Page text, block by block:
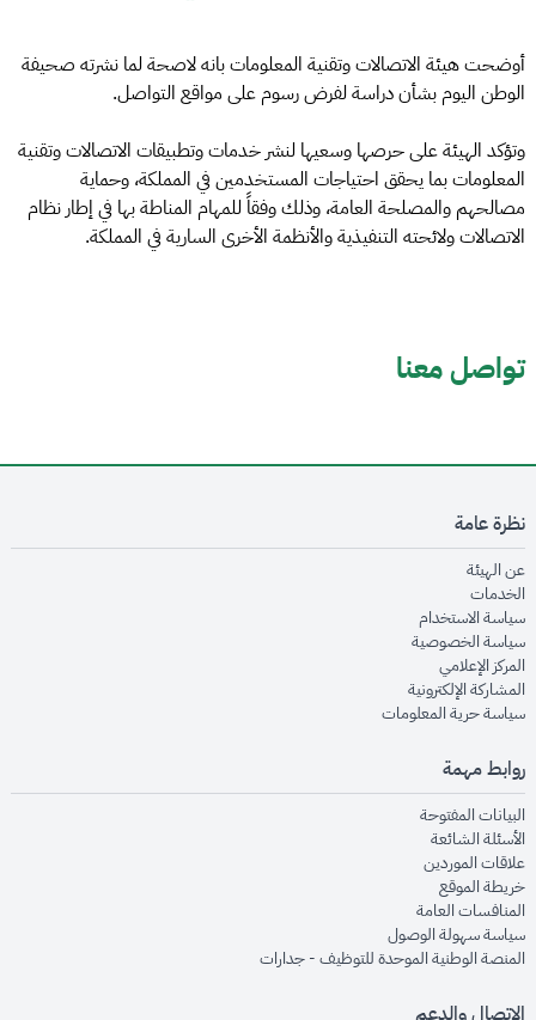
أوضحت هيئة الاتصالات وتقنية المعلومات بانه لاصحة لما نشرته صحيفة
الوطن اليوم بشأن دراسة لفرض رسوم على مواقع التواصل.
وتؤكد الهيئة على حرصها وسعيها لنشر خدمات وتطبيقات الاتصالات وتقنية
المعلومات بما يحقق احتياجات المستخدمين في المملكة، وحماية
مصالحهم والمصلحة العامة، وذلك وفقاً للمهام المناطة بها في إطار نظام
الاتصالات ولائحته التنفيذية والأنظمة الأخرى السارية في المملكة.
تواصل معنا
نظرة عامة
عن الهيئةopens in new window
الخدماتopens in new window
سياسة الاستخدام
سياسة الخصوصيةopens in new window
المركز الإعلاميopens in new window
المشاركة الإلكترونيةopens in new window
سياسة حرية المعلوماتopens in new window
روابط مهمة
البيانات المفتوحةopens in new window
الأسئلة الشائعةopens in new window
علاقات الموردينopens in new window
خريطة الموقعopens in new window
المنافسات العامةopens in new window
سياسة سهولة الوصولopens in new window
المنصة الوطنية الموحدة للتوظيف - جداراتopens in new window
الاتصال والدعم